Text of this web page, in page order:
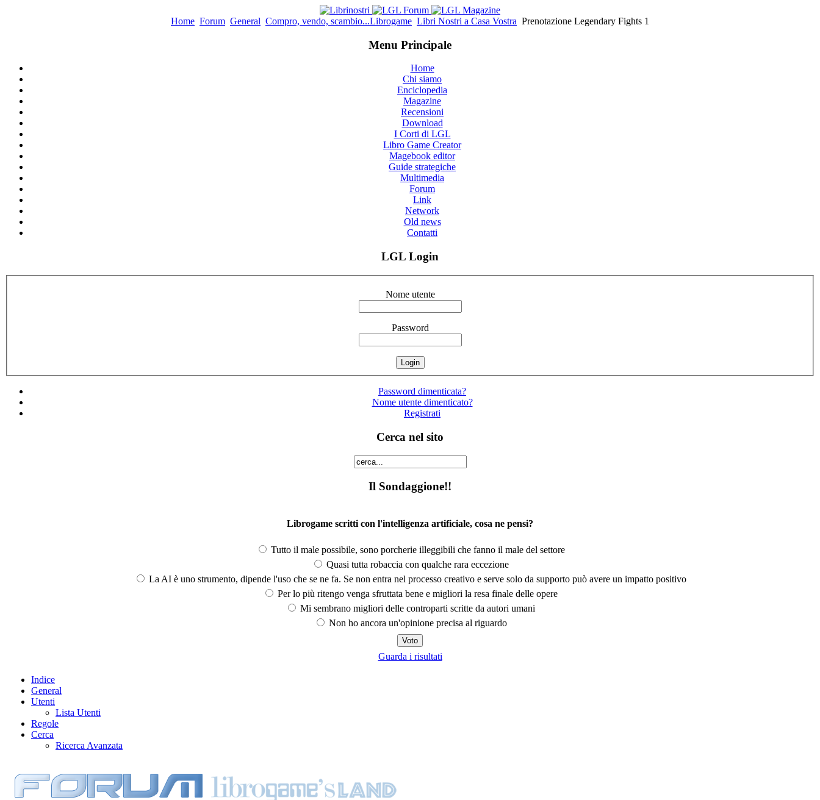
Home Forum General Compro, vendo, scambio...Librogame Libri Nostri a Casa Vostra Prenotazione Legendary Fights 1
Menu Principale
Home
Chi siamo
Enciclopedia
Magazine
Recensioni
Download
I Corti di LGL
Libro Game Creator
Magebook editor
Guide strategiche
Multimedia
Forum
Link
Network
Old news
Contatti
LGL Login
Nome utente
Password
Password dimenticata?
Nome utente dimenticato?
Registrati
Cerca nel sito
Il Sondaggione!!
Librogame scritti con l'intelligenza artificiale, cosa ne pensi?
Tutto il male possibile, sono porcherie illeggibili che fanno il male del settore
Quasi tutta robaccia con qualche rara eccezione
La AI è uno strumento, dipende l'uso che se ne fa. Se non entra nel processo creativo e serve solo da supporto può avere un impatto positivo
Per lo più ritengo venga sfruttata bene e migliori la resa finale delle opere
Mi sembrano migliori delle controparti scritte da autori umani
Non ho ancora un'opinione precisa al riguardo
Guarda i risultati
Indice
General
Utenti
Lista Utenti
Regole
Cerca
Ricerca Avanzata